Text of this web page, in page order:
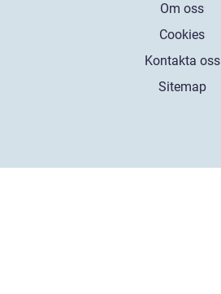
Om oss
Cookies
Kontakta oss
Sitemap